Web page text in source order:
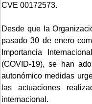
CVE 00172573.
Desde que la
pasado 30 de enero
Importancia
(COVID-19), se han
autonómico medidas
las actuaciones
internacional.